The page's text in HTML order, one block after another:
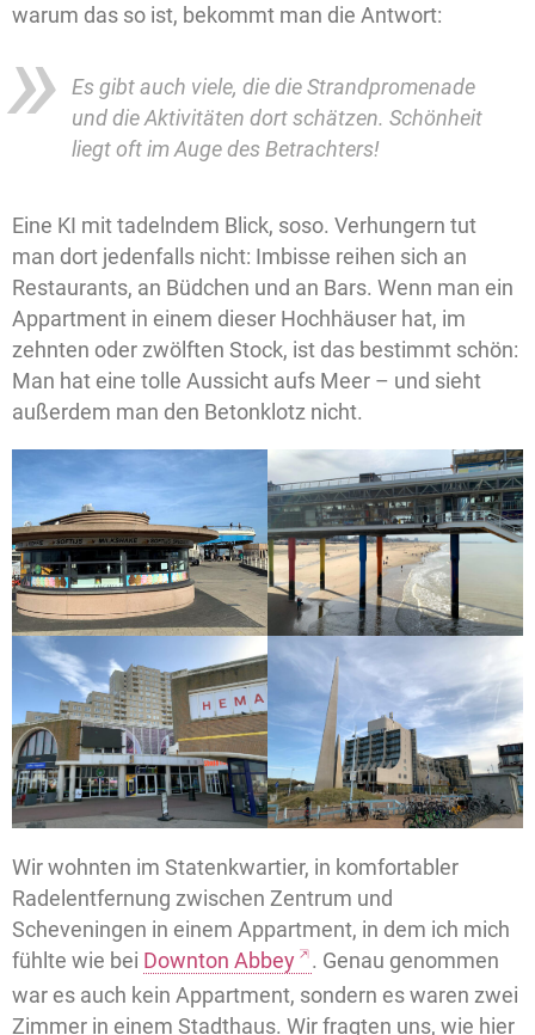
warum das so ist, bekommt man die Antwort:
Es gibt auch viele, die die Strandpromenade
und die Aktivitäten dort schätzen. Schönheit
liegt oft im Auge des Betrachters!
Eine KI mit tadelndem Blick, soso. Verhungern tut
man dort jedenfalls nicht: Imbisse reihen sich an
Restaurants, an Büdchen und an Bars. Wenn man ein
Appartment in einem dieser Hochhäuser hat, im
zehnten oder zwölften Stock, ist das bestimmt schön:
Man hat eine tolle Aussicht aufs Meer – und sieht
außerdem man den Betonklotz nicht.
Wir wohnten im Statenkwartier, in komfortabler
Radelentfernung zwischen Zentrum und
Scheveningen in einem Appartment, in dem ich mich
fühlte wie bei Downton Abbey
. Genau genommen
war es auch kein Appartment, sondern es waren zwei
Zimmer in einem Stadthaus. Wir fragten uns, wie hier